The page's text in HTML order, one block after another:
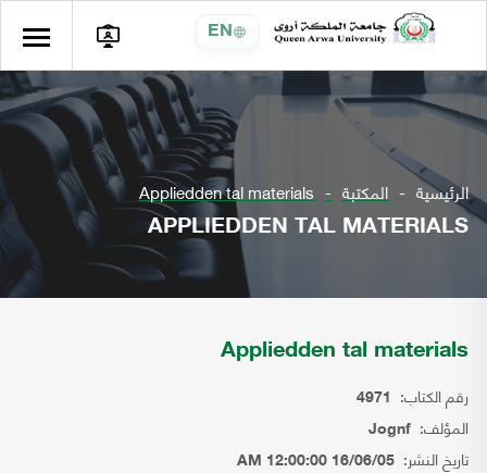
EN
الرئيسية المكتبة Appliedden tal materials
APPLIEDDEN TAL MATERIALS
Appliedden tal materials
رقم الكتاب: 4971
المؤلف: Jognf
تاريخ النشر: 16/06/05 12:00:00 AM